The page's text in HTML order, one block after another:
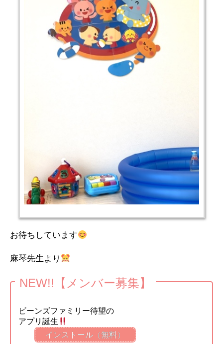
お待ちしています
麻琴先生より
NEW!!【メンバー募集】
ビーンズファミリー待望の
アプリ誕生
インストール（無料）